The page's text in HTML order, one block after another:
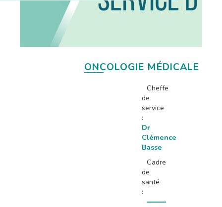
ONCOLOGIE MÉDICALE
Cheffe
de
service
:
Dr
Clémence
Basse
Cadre
de
santé
: